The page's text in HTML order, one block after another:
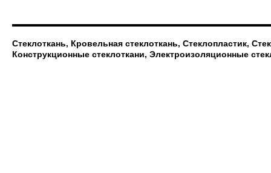
Стеклоткань, Кровельная стеклоткань, Стеклопластик,
Конструкционные стеклоткани, Электроизоляционные